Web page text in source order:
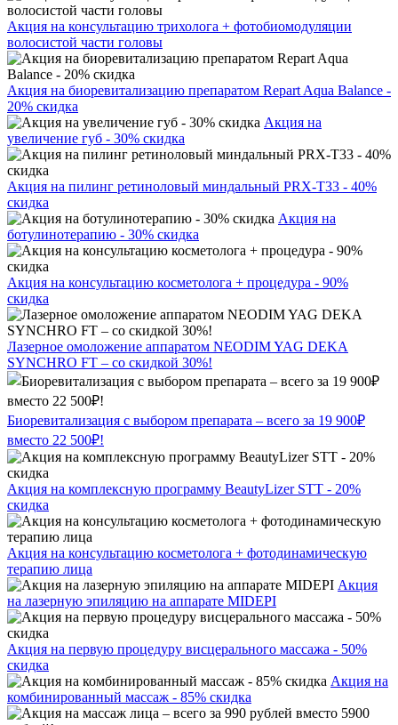
Акция на консультацию трихолога + фотобиомодуляции
волосистой части головы
Акция на биоревитализацию препаратом Repart Aqua Balance -
20% скидка
Акция на
увеличение губ - 30% скидка
Акция на пилинг ретиноловый миндальный PRX-T33 - 40%
скидка
Акция на
ботулинотерапию - 30% скидка
Акция на консультацию косметолога + процедура - 90%
скидка
Лазерное омоложение аппаратом NEODIM YAG DEKA
SYNCHRO FT – со скидкой 30%!
Биоревитализация с выбором препарата – всего за 19 900₽
вместо 22 500₽!
Акция на комплексную программу BeautyLizer STT - 20%
скидка
Акция на консультацию косметолога + фотодинамическую
терапию лица
Акция
на лазерную эпиляцию на аппарате MIDEPI
Акция на первую процедуру висцерального массажа - 50%
скидка
Акция на
комбинированный массаж - 85% скидка